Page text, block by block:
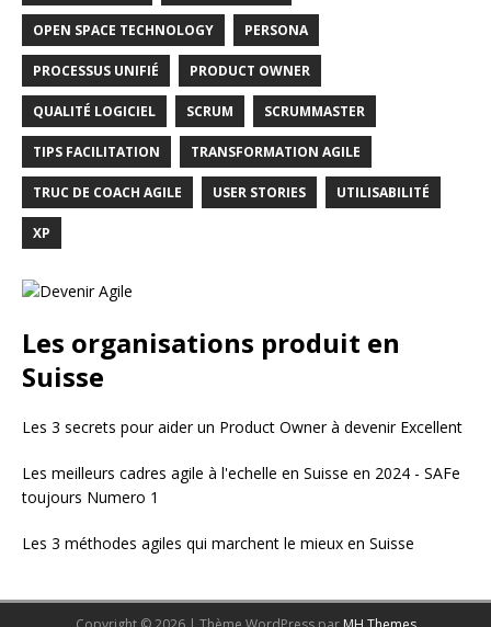
OPEN SPACE TECHNOLOGY PERSONA
PROCESSUS UNIFIÉ PRODUCT OWNER
QUALITÉ LOGICIEL SCRUM SCRUMMASTER
TIPS FACILITATION TRANSFORMATION AGILE
TRUC DE COACH AGILE USER STORIES UTILISABILITÉ
XP
Les organisations produit en
Suisse
Les 3 secrets pour aider un Product Owner à devenir Excellent
Les meilleurs cadres agile à l'echelle en Suisse en 2024 - SAFe
toujours Numero 1
Les 3 méthodes agiles qui marchent le mieux en Suisse